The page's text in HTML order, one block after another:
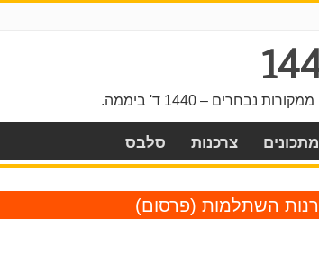
– 1440 ד' ביממה.
מתכונים צרכנות סלבס
השתלמות (פרסום)